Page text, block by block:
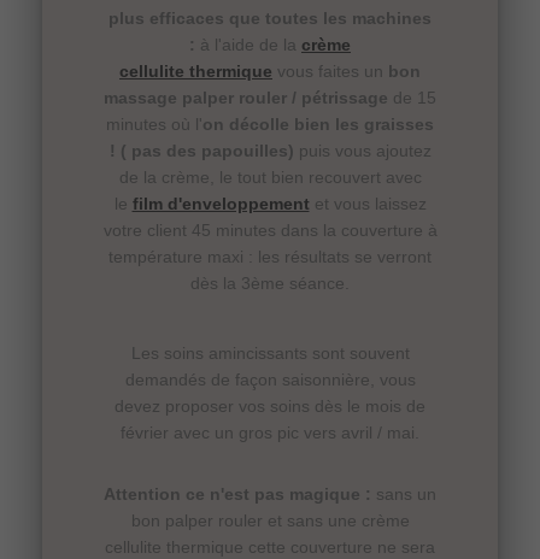
plus efficaces que toutes les machines
: à l'aide de la crème
cellulite thermique vous faites un bon
massage palper rouler / pétrissage de 15
minutes où l'on décolle bien les graisses
! ( pas des papouilles) puis vous ajoutez
de la crème, le tout bien recouvert avec
le film d'enveloppement et vous laissez
votre client 45 minutes dans la couverture à
température maxi : les résultats se verront
dès la 3ème séance.
Les soins amincissants sont souvent
demandés de façon saisonnière, vous
devez proposer vos soins dès le mois de
février avec un gros pic vers avril / mai.
Attention ce n'est pas magique : sans un
bon palper rouler et sans une crème
cellulite thermique cette couverture ne sera